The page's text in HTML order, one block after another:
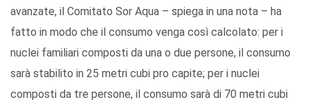
avanzate, il Comitato Sor Aqua – spiega in una nota – ha
fatto in modo che il consumo venga così calcolato: per i
nuclei familiari composti da una o due persone, il consumo
sarà stabilito in 25 metri cubi pro capite; per i nuclei
composti da tre persone, il consumo sarà di 70 metri cubi